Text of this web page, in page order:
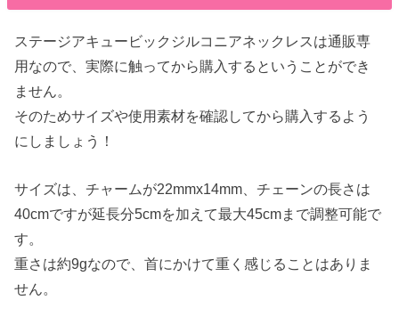
ステージアキュービックジルコニアネックレスは通販専
用なので、実際に触ってから購入するということができ
ません。
そのためサイズや使用素材を確認してから購入するよう
にしましょう！
サイズは、チャームが22mmx14mm、チェーンの長さは
40cmですが延長分5cmを加えて最大45cmまで調整可能で
す。
重さは約9gなので、首にかけて重く感じることはありま
せん。